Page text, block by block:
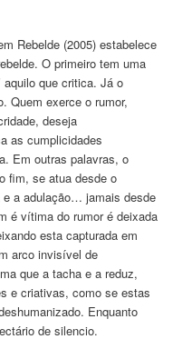
Rebelde (2005) estabelece
O primeiro tem uma
aquilo que critica. Já o
Quem exerce o rumor,
deseja
as cumplicidades
Em outras palavras, o
fim, se atua desde o
e a adulação… jamais desde
é vítima do rumor é deixada
esta capturada em
arco invisível de
que a tacha e a reduz,
e criativas, como se estas
Enquanto
de silencio.